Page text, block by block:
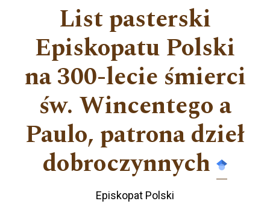
List pasterski
Episkopatu Polski
na 300-lecie śmierci
św. Wincentego a
Paulo, patrona dzieł
dobroczynnych
Episkopat Polski